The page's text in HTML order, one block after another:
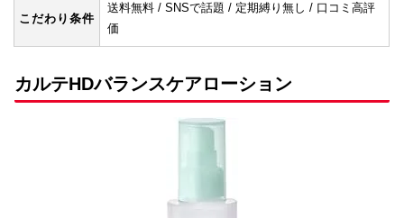
こだわり条件
送料無料 / SNSで話題 / 定期縛り無し / 口コミ高評
価
カルテHDバランスケアローション